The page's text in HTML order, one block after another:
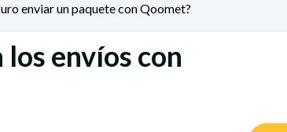
enviar un paquete con Qoomet?
envíos con